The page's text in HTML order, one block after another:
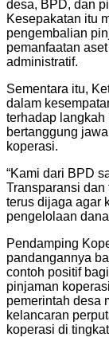
desa, BPD, dan
Kesepakatan itu
pengembalian
pemanfaatan
administratif.
Sementara itu,
dalam
terhadap
bertanggung
koperasi.
“Kami dari BPD
Transparansi
terus dijaga agar
pengelolaan
Pendamping
pandangannya
contoh positif
pinjaman
pemerintah desa
kelancaran
koperasi di